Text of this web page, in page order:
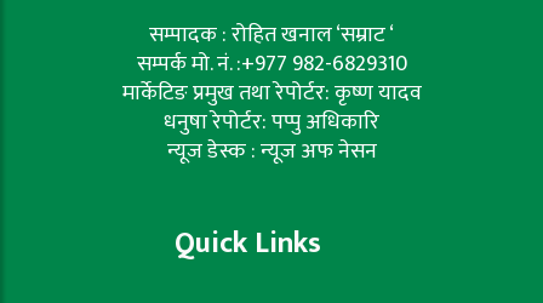
सम्पादक : रोहित खनाल ‘सम्राट ‘
सम्पर्क मो. नं. :+977 982-6829310
मार्केटिङ प्रमुख तथा रेपोर्टर: कृष्ण यादव
धनुषा रेपोर्टर: पप्पु अधिकारि
न्यूज डेस्क : न्यूज अफ नेसन
Quick Links